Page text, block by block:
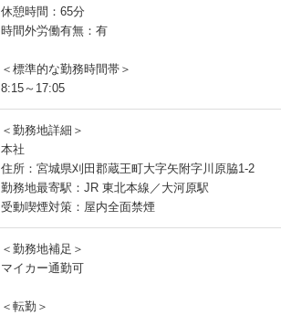
休憩時間：65分
時間外労働有無：有
＜標準的な勤務時間帯＞
8:15～17:05
＜勤務地詳細＞
本社
住所：宮城県刈田郡蔵王町大字矢附字川原脇1-2
勤務地最寄駅：JR 東北本線／大河原駅
受動喫煙対策：屋内全面禁煙
＜勤務地補足＞
マイカー通勤可
＜転勤＞